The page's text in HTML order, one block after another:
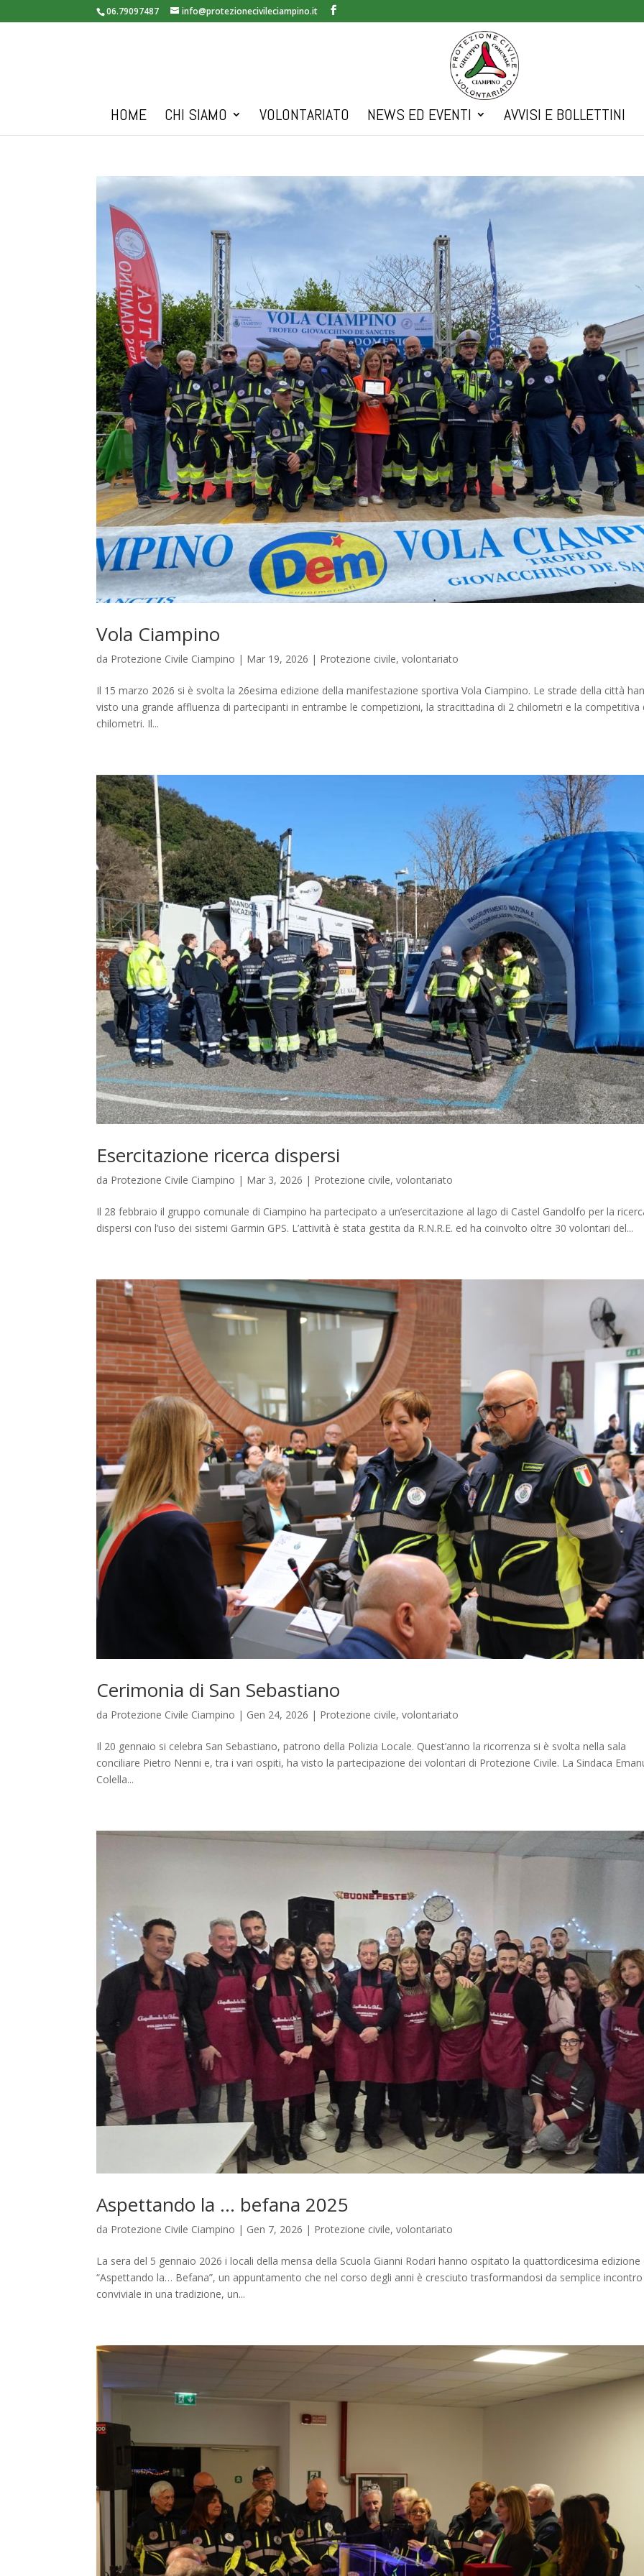
06.79097487 info@protezionecivileciampino.it
HOME CHI SIAMO VOLONTARIATO NEWS ED EVENTI AVVISI E BOLLETTINI
Vola Ciampino
da Protezione Civile Ciampino | Mar 19, 2026 | Protezione civile,volontariato
Il 15 marzo 2026 si è svolta la 26esima edizione della manifestazione sportiva Vola Ciampino. Le strade della città
visto una grande affluenza di partecipanti in entrambe le competizioni, la stracittadina di 2 chilometri e la competitiva
chilometri. Il...
Esercitazione ricerca dispersi
da Protezione Civile Ciampino | Mar 3, 2026 | Protezione civile,volontariato
Il 28 febbraio il gruppo comunale di Ciampino ha partecipato a un’esercitazione al lago di Castel Gandolfo per la
dispersi con l’uso dei sistemi Garmin GPS. L’attività è stata gestita da R.N.R.E. ed ha coinvolto oltre 30 volontari del...
Cerimonia di San Sebastiano
da Protezione Civile Ciampino | Gen 24, 2026 | Protezione civile,volontariato
Il 20 gennaio si celebra San Sebastiano, patrono della Polizia Locale. Quest’anno la ricorrenza si è svolta nella sala
conciliare Pietro Nenni e, tra i vari ospiti, ha visto la partecipazione dei volontari di Protezione Civile. La Sindaca
Colella...
Aspettando la … befana 2025
da Protezione Civile Ciampino | Gen 7, 2026 | Protezione civile,volontariato
La sera del 5 gennaio 2026 i locali della mensa della Scuola Gianni Rodari hanno ospitato la quattordicesima edizione
“Aspettando la… Befana”, un appuntamento che nel corso degli anni è cresciuto trasformandosi da semplice incontro
conviviale in una tradizione, un...